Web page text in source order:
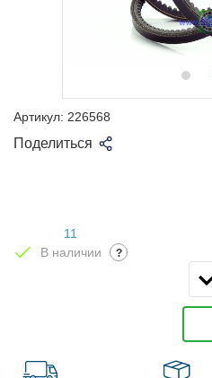
Артикул: 226568
Поделиться
11
В наличии
?